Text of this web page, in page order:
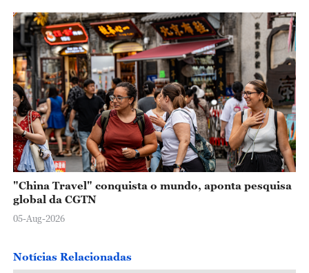
"China Travel" conquista o mundo, aponta pesquisa
global da CGTN
05-Aug-2026
Notícias Relacionadas